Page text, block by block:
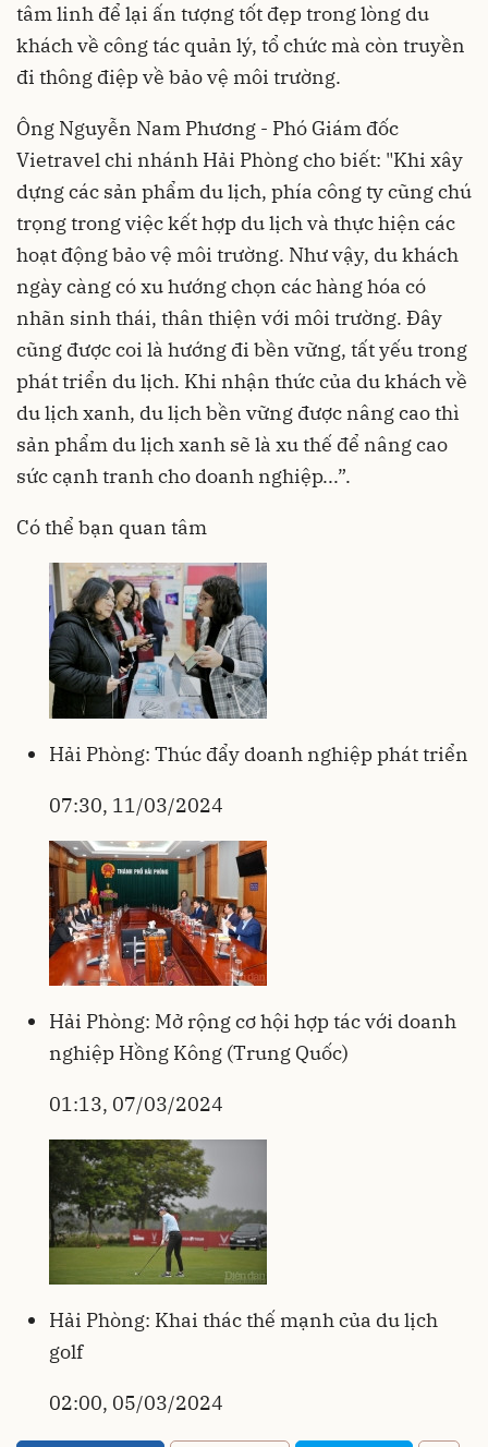
tâm linh để lại ấn tượng tốt đẹp trong lòng du
khách về công tác quản lý, tổ chức mà còn truyền
đi thông điệp về bảo vệ môi trường.
Ông Nguyễn Nam Phương - Phó Giám đốc
Vietravel chi nhánh Hải Phòng cho biết: "Khi xây
dựng các sản phẩm du lịch, phía công ty cũng chú
trọng trong việc kết hợp du lịch và thực hiện các
hoạt động bảo vệ môi trường. Như vậy, du khách
ngày càng có xu hướng chọn các hàng hóa có
nhãn sinh thái, thân thiện với môi trường. Đây
cũng được coi là hướng đi bền vững, tất yếu trong
phát triển du lịch. Khi nhận thức của du khách về
du lịch xanh, du lịch bền vững được nâng cao thì
sản phẩm du lịch xanh sẽ là xu thế để nâng cao
sức cạnh tranh cho doanh nghiệp...”.
Có thể bạn quan tâm
Hải Phòng: Thúc đẩy doanh nghiệp phát triển
07:30, 11/03/2024
Hải Phòng: Mở rộng cơ hội hợp tác với doanh
nghiệp Hồng Kông (Trung Quốc)
01:13, 07/03/2024
Hải Phòng: Khai thác thế mạnh của du lịch
golf
02:00, 05/03/2024